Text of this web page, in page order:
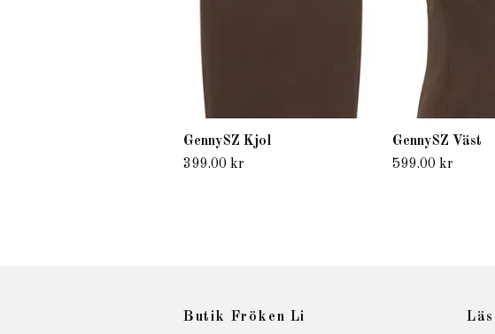
GennySZ Kjol
399.00 kr
GennySZ Väst
599.00 kr
Butik Fröken Li